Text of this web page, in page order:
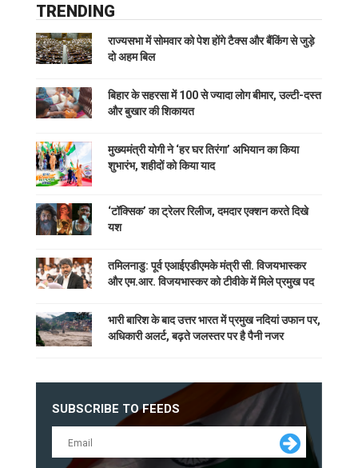
TRENDING
राज्यसभा में सोमवार को पेश होंगे टैक्स और बैंकिंग से जुड़े
दो अहम बिल
बिहार के सहरसा में 100 से ज्यादा लोग बीमार, उल्टी-दस्त
और बुखार की शिकायत
मुख्यमंत्री योगी ने ‘हर घर तिरंगा’ अभियान का किया
शुभारंभ, शहीदों को किया याद
‘टॉक्सिक’ का ट्रेलर रिलीज, दमदार एक्शन करते दिखे
यश
तमिलनाडु: पूर्व एआईएडीएमके मंत्री सी. विजयभास्कर
और एम.आर. विजयभास्कर को टीवीके में मिले प्रमुख पद
भारी बारिश के बाद उत्तर भारत में प्रमुख नदियां उफान पर,
अधिकारी अलर्ट, बढ़ते जलस्तर पर है पैनी नजर
SUBSCRIBE TO FEEDS